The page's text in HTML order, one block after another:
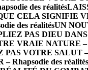
des réalités
CELA SIGNIFIE
des réalitésUN
PAS DIEU
VRAIE NATURE –
PAS VOTRE SALUT –
Rhapsodie des réalités